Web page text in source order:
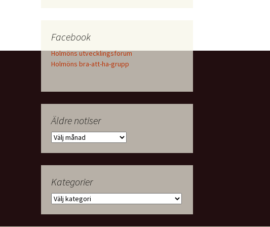
Facebook
Holmöns utvecklingsforum
Holmöns bra-att-ha-grupp
Äldre notiser
Äldre
Kategorier
Kategorier